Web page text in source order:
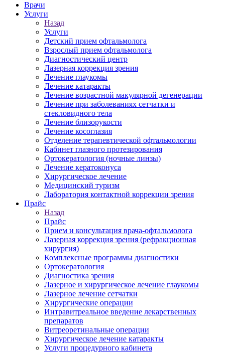
Врачи
Услуги
Назад
Услуги
Детский прием офтальмолога
Взрослый прием офтальмолога
Диагностический центр
Лазерная коррекция зрения
Лечение глаукомы
Лечение катаракты
Лечение возрастной макулярной дегенерации
Лечение при заболеваниях сетчатки и
стекловидного тела
Лечение близорукости
Лечение косоглазия
Отделение терапевтической офтальмологии
Кабинет глазного протезирования
Ортокератология (ночные линзы)
Лечение кератоконуса
Хирургическое лечение
Медицинский туризм
Лаборатория контактной коррекции зрения
Прайс
Назад
Прайс
Прием и консультация врача-офтальмолога
Лазерная коррекция зрения (рефракционная
хирургия)
Комплексные программы диагностики
Ортокератология
Диагностика зрения
Лазерное и хирургическое лечение глаукомы
Лазерное лечение сетчатки
Хирургические операции
Интравитреальное введение лекарственных
препаратов
Витреоретинальные операции
Хирургическое лечение катаракты
Услуги процедурного кабинета